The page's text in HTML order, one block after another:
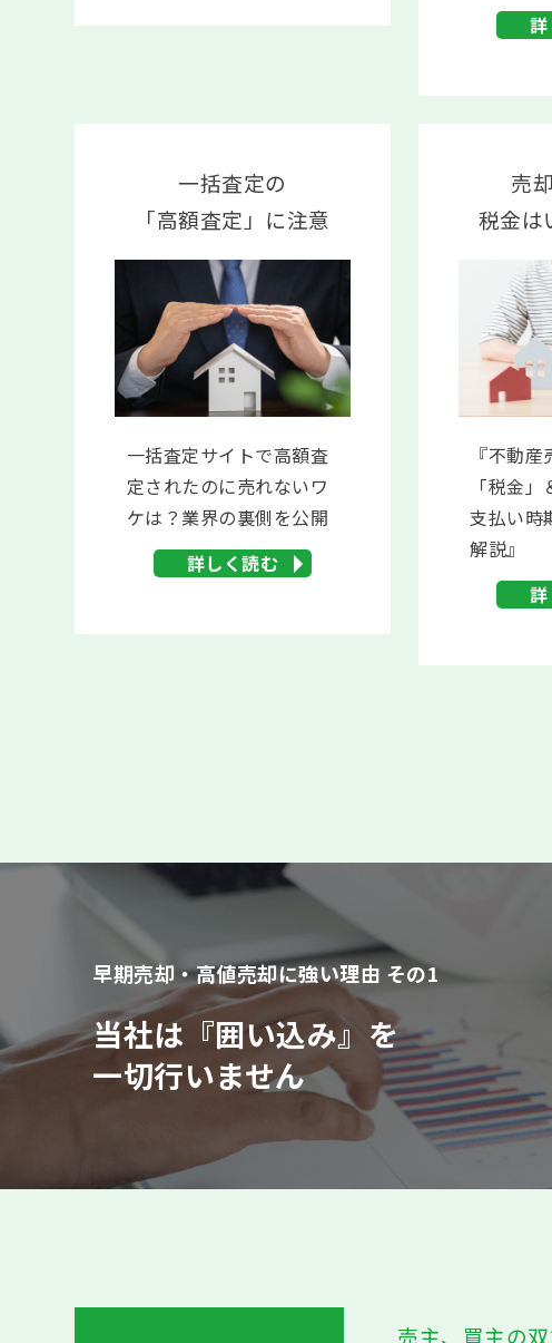
一括査定の
「高額査定」に注意
一括査定サイトで高額査
定されたのに売れないワ
ケは？業界の裏側を公開
詳しく読む
売
税金は
『不動
「税金
支払い時
解説』
早期売却・高値売却に強い理由 その1
当社は『囲い込み』を
一切行いません
売主、買主の